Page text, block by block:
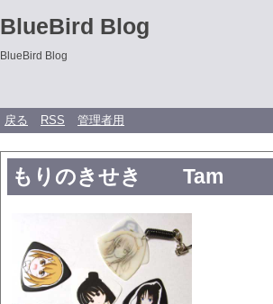
BlueBird Blog
BlueBird Blog
戻る RSS 管理者用
もりのきせき Tam